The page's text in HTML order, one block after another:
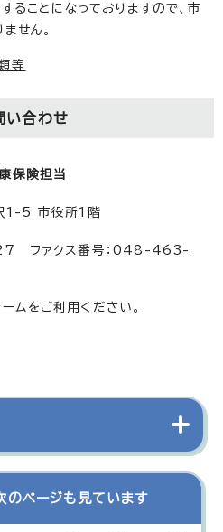
ることになっておりますので、市
せん。
等
い合わせ
保険担当
5 市役所1階
ファクス番号：048-463-
ムをご利用ください。
のページも見ています